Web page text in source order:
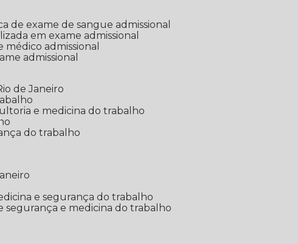
de exame de sangue admissional
em exame admissional
médico admissional
admissional
de Janeiro
e medicina do trabalho
do trabalho
e segurança do trabalho
segurança e medicina do trabalho